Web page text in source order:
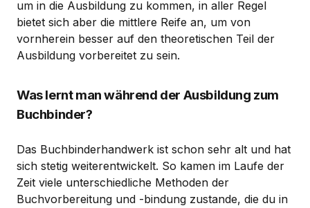
um in die Ausbildung zu kommen, in aller Regel
bietet sich aber die mittlere Reife an, um von
vornherein besser auf den theoretischen Teil der
Ausbildung vorbereitet zu sein.
Was lernt man während der Ausbildung zum
Buchbinder?
Das Buchbinderhandwerk ist schon sehr alt und hat
sich stetig weiterentwickelt. So kamen im Laufe der
Zeit viele unterschiedliche Methoden der
Buchvorbereitung und -bindung zustande, die du in